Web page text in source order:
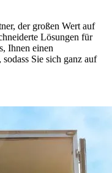
der großen Wert auf
Lösungen für
Ihnen einen
Sie sich ganz auf